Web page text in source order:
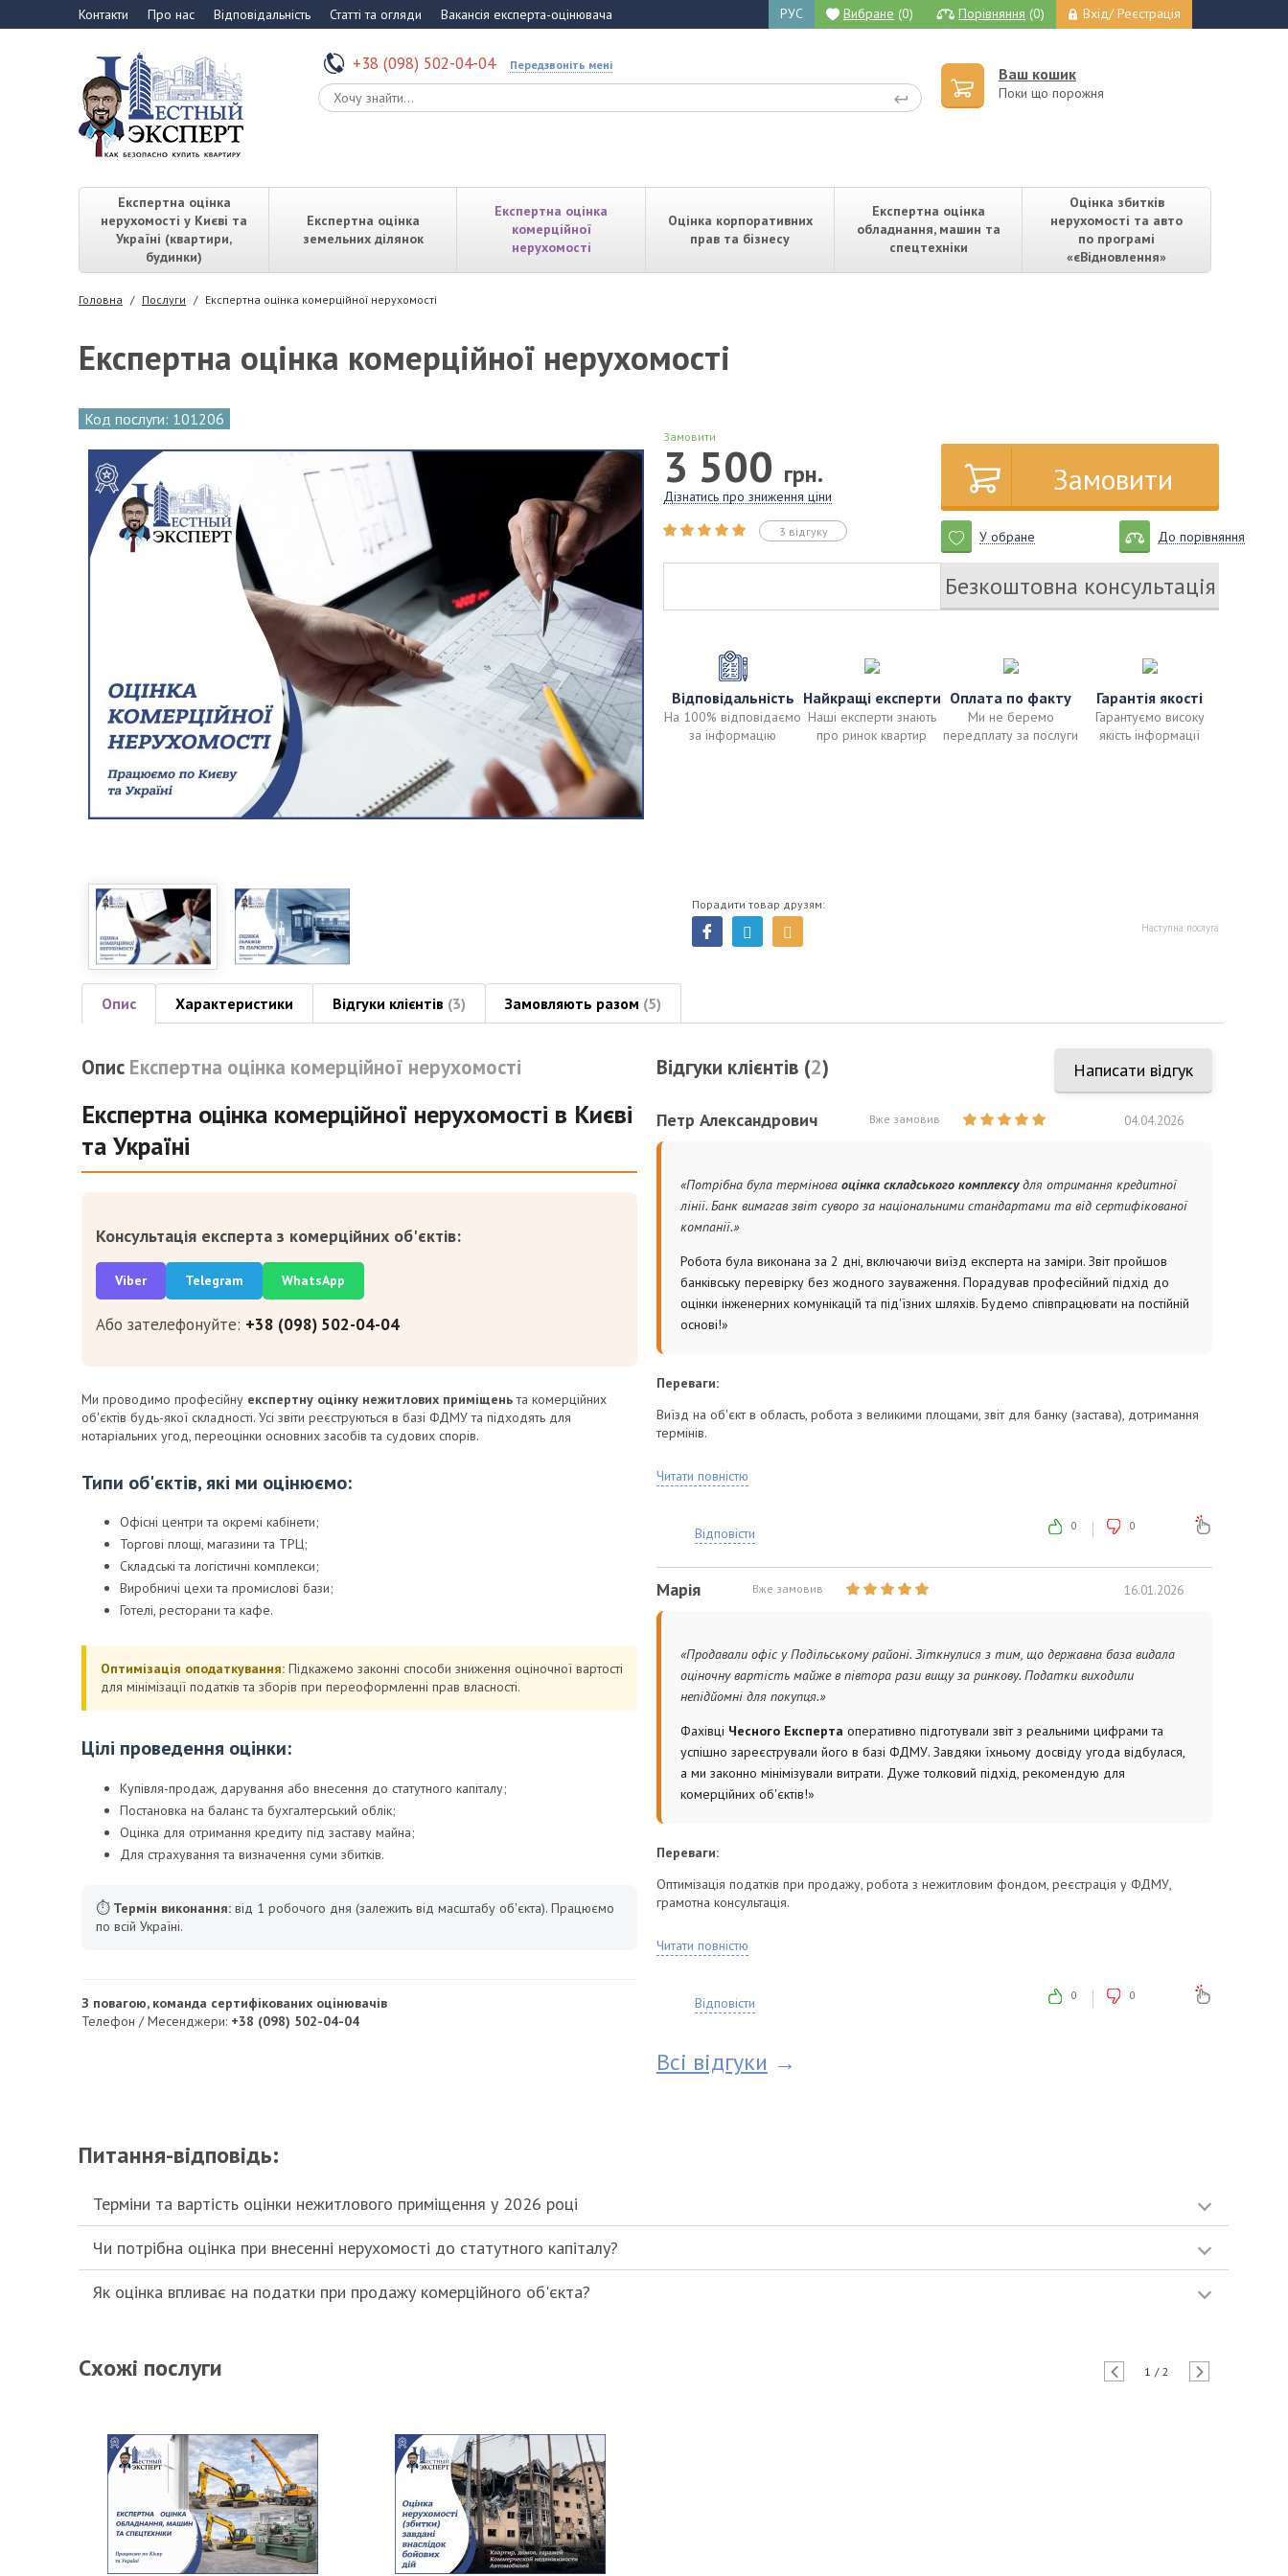
Контакти Про нас Відповідальність Статті та огляди Вакансія експерта-оцінювача РУС Вибране (0) Порівняння (0) Вхід/ Реєстрація
+38 (098) 502-04-04 Передзвоніть мені Ваш кошик
Поки що порожня
Експертна оцінка
нерухомості у Києві та
Україні (квартири,
будинки)
Експертна оцінка
земельних ділянок
Експертна оцінка
комерційної
нерухомості
Оцінка корпоративних
прав та бізнесу
Експертна оцінка
обладнання, машин та
спецтехніки
Оцінка збитків
нерухомості та авто
по програмі
«єВідновлення»
Головна / Послуги / Експертна оцінка комерційної нерухомості
Експертна оцінка комерційної нерухомості
Код послуги: 101206
Замовити
3 500 грн.
Дізнатись про зниження ціни
3 відгуку
Замовити
У обране До порівняння
Безкоштовна консультація
Відповідальність
На 100% відповідаємо
за інформацію
Найкращі експерти
Наші експерти знають
про ринок квартир
Оплата по факту
Ми не беремо
передплату за послуги
Гарантія якості
Гарантуємо високу
якість інформації
Порадити товар друзям:
Наступна послуга
Опис Характеристики Відгуки клієнтів (3) Замовляють разом (5)
Опис Експертна оцінка комерційної нерухомості
Експертна оцінка комерційної нерухомості в Києві
та Україні
Консультація експерта з комерційних об'єктів:
Viber Telegram WhatsApp
Або зателефонуйте: +38 (098) 502-04-04
Ми проводимо професійну експертну оцінку нежитлових приміщеньта комерційних
об'єктів будь-якої складності. Усі звіти реєструються в базі ФДМУ та підходять для
нотаріальних угод, переоцінки основних засобів та судових спорів.
Типи об'єктів, які ми оцінюємо:
Офісні центри та окремі кабінети;
Торгові площі, магазини та ТРЦ;
Складські та логістичні комплекси;
Виробничі цехи та промислові бази;
Готелі, ресторани та кафе.
Оптимізація оподаткування:Підкажемо законні способи зниження оціночної вартості
для мінімізації податків та зборів при переоформленні прав власності.
Цілі проведення оцінки:
Купівля-продаж, дарування або внесення до статутного капіталу;
Постановка на баланс та бухгалтерський облік;
Оцінка для отримання кредиту під заставу майна;
Для страхування та визначення суми збитків.
⏱ Термін виконання:від 1 робочого дня (залежить від масштабу об'єкта). Працюємо
по всій Україні.
З повагою, команда сертифікованих оцінювачів
Телефон / Месенджери: +38 (098) 502-04-04
Написати відгук
Відгуки клієнтів (2)
04.04.2026
Петр Александрович Вже замовив
«Потрібна була термінова оцінка складського комплексудля отримання кредитної
лінії. Банк вимагав звіт суворо за національними стандартами та від сертифікованої
компанії.»
Робота була виконана за 2 дні, включаючи виїзд експерта на заміри. Звіт пройшов
банківську перевірку без жодного зауваження. Порадував професійний підхід до
оцінки інженерних комунікацій та під'їзних шляхів. Будемо співпрацювати на постійній
основі!»
Переваги:
Виїзд на об'єкт в область, робота з великими площами, звіт для банку (застава), дотримання
термінів.
Читати повністю
Відповісти 0 0
16.01.2026
Марія Вже замовив
«Продавали офіс у Подільському районі. Зіткнулися з тим, що державна база видала
оціночну вартість майже в півтора рази вищу за ринкову. Податки виходили
непідйомні для покупця.»
Фахівці Чесного Експерта оперативно підготували звіт з реальними цифрами та
успішно зареєстрували його в базі ФДМУ. Завдяки їхньому досвіду угода відбулася,
а ми законно мінімізували витрати. Дуже толковий підхід, рекомендую для
комерційних об'єктів!»
Переваги:
Оптимізація податків при продажу, робота з нежитловим фондом, реєстрація у ФДМУ,
грамотна консультація.
Читати повністю
Відповісти 0 0
Всі відгуки →
Питання-відповідь:
Терміни та вартість оцінки нежитлового приміщення у 2026 році
Чи потрібна оцінка при внесенні нерухомості до статутного капіталу?
Як оцінка впливає на податки при продажу комерційного об'єкта?
Схожі послуги 1 / 2